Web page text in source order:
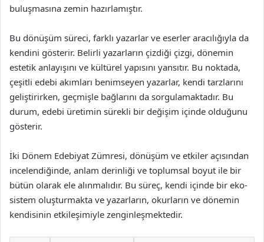
buluşmasına zemin hazırlamıştır.
Bu dönüşüm süreci, farklı yazarlar ve eserler aracılığıyla da
kendini gösterir. Belirli yazarların çizdiği çizgi, dönemin
estetik anlayışını ve kültürel yapısını yansıtır. Bu noktada,
çeşitli edebi akımları benimseyen yazarlar, kendi tarzlarını
geliştirirken, geçmişle bağlarını da sorgulamaktadır. Bu
durum, edebi üretimin sürekli bir değişim içinde olduğunu
gösterir.
İki Dönem Edebiyat Zümresi, dönüşüm ve etkiler açısından
incelendiğinde, anlam derinliği ve toplumsal boyut ile bir
bütün olarak ele alınmalıdır. Bu süreç, kendi içinde bir eko-
sistem oluşturmakta ve yazarların, okurların ve dönemin
kendisinin etkileşimiyle zenginleşmektedir.